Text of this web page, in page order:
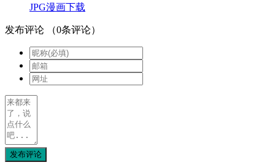
JPG漫画下载
发布评论 （0条评论）
发布评论